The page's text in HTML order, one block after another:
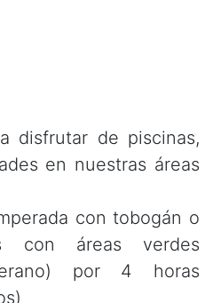
disfrutar de piscinas,
en nuestras áreas
con tobogán o
con áreas verdes
por 4 horas